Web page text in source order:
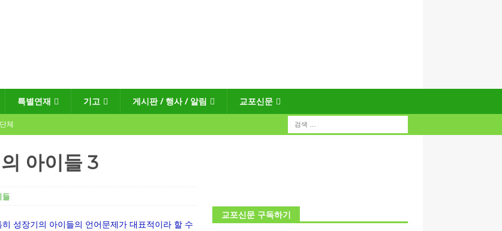
특별연재 기고 게시판 / 행사 / 알림 교포신문
체
아이들 3
들
성장기의 아이들의 언어문제가 대표적이라 할 수
교포신문 구독하기